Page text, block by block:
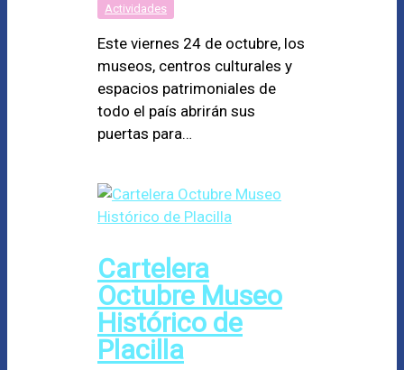
Actividades
Este viernes 24 de octubre, los
museos, centros culturales y
espacios patrimoniales de
todo el país abrirán sus
puertas para…
Cartelera
Octubre Museo
Histórico de
Placilla